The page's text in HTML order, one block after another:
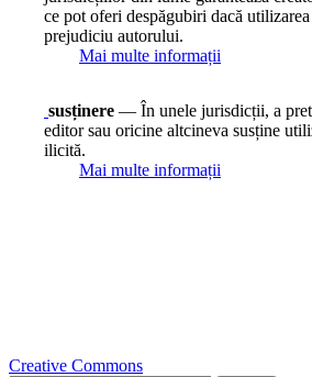
ce pot oferi despăgubiri dacă
prejudiciu autorului.
Mai multe informații
susținere — În unele jurisdicții, a
editor sau oricine altcineva susține
ilicită.
Mai multe informații
Creative Commons